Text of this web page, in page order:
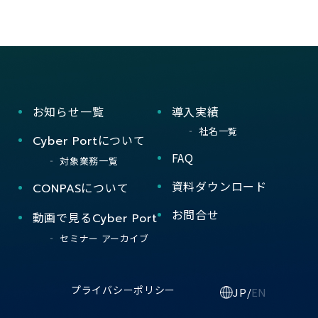
お知らせ一覧
Cyber Portについて
対象業務一覧
CONPASについて
動画で見るCyber Port
セミナー アーカイブ
導入実績
社名一覧
FAQ
資料ダウンロード
お問合せ
JP/EN
プライバシーポリシー